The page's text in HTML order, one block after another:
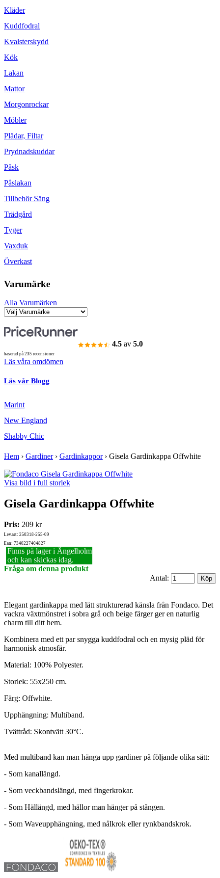
Kläder
Kuddfodral
Kvalsterskydd
Kök
Lakan
Mattor
Morgonrockar
Möbler
Plädar, Filtar
Prydnadskuddar
Påsk
Påslakan
Tillbehör Säng
Trädgård
Tyger
Vaxduk
Överkast
Varumärke
Alla Varumärken
4.5 av 5.0
baserad på 235 recensioner
Läs våra omdömen
Läs vår Blogg
Marint
New England
Shabby Chic
Hem › Gardiner› Gardinkappor› Gisela Gardinkappa Offwhite
Visa bild i full storlek
Gisela Gardinkappa Offwhite
Pris: 209 kr
Lev.art: 250318-255-09
Ean: 7340227404827
Finns på lager i Ängelholm
och kan skickas idag.
Fråga om denna produkt
Antal:
Elegant gardinkappa med lätt strukturerad känsla från Fondaco. Det
vackra växtmönstret i sobra grå och beige färger ger en naturlig
charm till ditt hem.
Kombinera med ett par snygga kuddfodral och en mysig pläd för
harmonisk atmosfär.
Material: 100% Polyester.
Storlek: 55x250 cm.
Färg: Offwhite.
Upphängning: Multiband.
Tvättråd: Skontvätt 30°C.
Med multiband kan man hänga upp gardiner på följande olika sätt:
- Som kanallängd.
- Som veckbandslängd, med fingerkrokar.
- Som Hällängd, med hällor man hänger på stången.
- Som Waveupphängning, med nålkrok eller rynkbandskrok.